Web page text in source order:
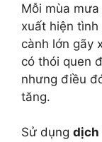
Mỗi mùa
xuất hiện
cành lớn gãy
có thói quen
nhưng điều
tăng.
Sử dụng dịch